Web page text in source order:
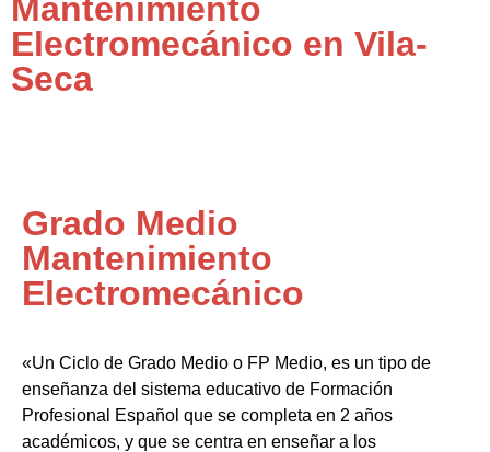
Mantenimiento
Electromecánico en Vila-
Seca
Grado Medio
Mantenimiento
Electromecánico
«Un Ciclo de Grado Medio o FP Medio, es un tipo de
enseñanza del sistema educativo de Formación
Profesional Español que se completa en 2 años
académicos, y que se centra en enseñar a los